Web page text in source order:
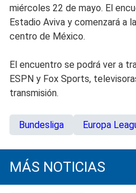
miércoles 22 de mayo. El
Estadio Aviva y comenzará a
centro de México.
El encuentro se podrá ver a
ESPN y Fox Sports,
transmisión.
Bundesliga Europa
MÁS NOTICIAS